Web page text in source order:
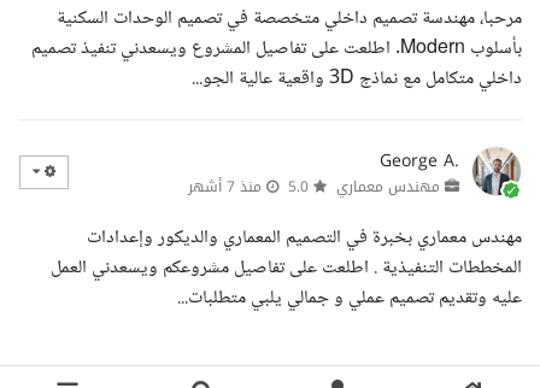
مرحبا، مهندسة تصميم داخلي متخصصة في تصميم الوحدات السكنية
بأسلوب Modern. اطلعت على تفاصيل المشروع ويسعدني تنفيذ تصميم
داخلي متكامل مع نماذج 3D واقعية عالية الجو...
George A.
مهندس معماري منذ 7 أشهر
مهندس معماري بخبرة في التصميم المعماري والديكور وإعدادات
المخططات التنفيذية . اطلعت على تفاصيل مشروعكم ويسعدني العمل
عليه وتقديم تصميم عملي و جمالي يلبي متطلبات...